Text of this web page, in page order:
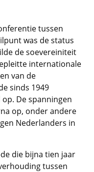
tussen
was de status
de soevereiniteit
internationale
van de
sinds 1949
De spanningen
op, onder andere
Nederlanders in
die bijna tien jaar
tussen